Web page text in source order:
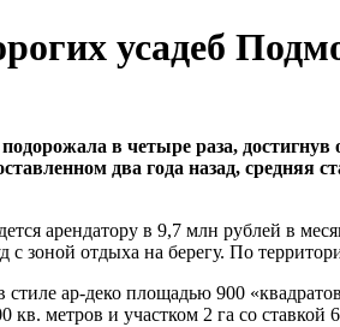
усадеб
в четыре раза,
два года назад, средняя
арендатору в 9,7 млн рублей в
зоной отдыха на берегу. По
ар-деко площадью 900
метров и участком 2 га со